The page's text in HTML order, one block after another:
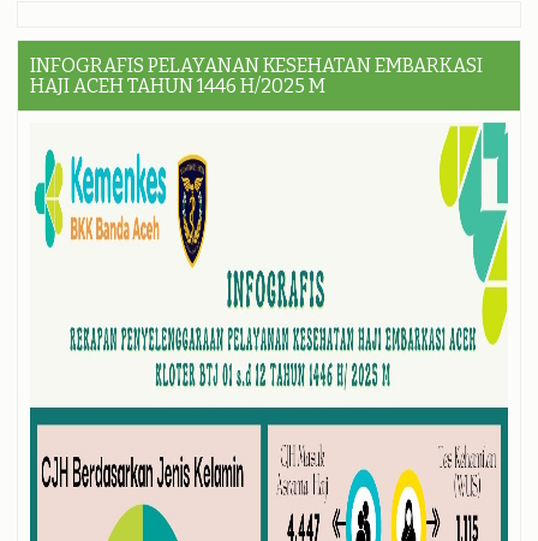
INFOGRAFIS PELAYANAN KESEHATAN EMBARKASI
HAJI ACEH TAHUN 1446 H/2025 M